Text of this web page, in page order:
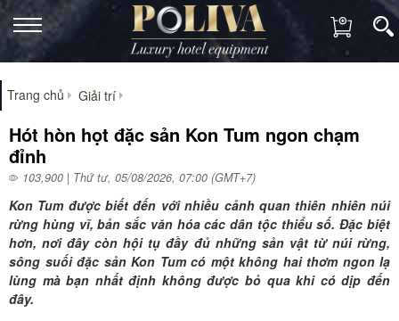
Trang chủ Giải trí
Hót hòn họt đặc sản Kon Tum ngon chạm
đỉnh
103,900 | Thứ tư, 05/08/2026, 07:00 (GMT+7)
Kon Tum được biết đến với nhiều cảnh quan thiên nhiên núi
rừng hùng vĩ, bản sắc văn hóa các dân tộc thiểu số. Đặc biệt
hơn, nơi đây còn hội tụ đầy đủ những sản vật từ núi rừng,
sông suối đặc sản Kon Tum có một không hai thơm ngon lạ
lùng mà bạn nhất định không được bỏ qua khi có dịp đến
đây.